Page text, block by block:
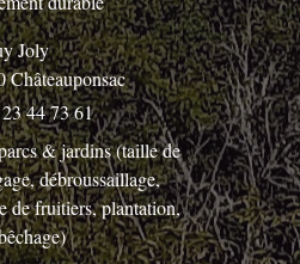
Joly
Châteauponsac
44 73 61
& jardins (taille de
débroussaillage,
de fruitiers, plantation,